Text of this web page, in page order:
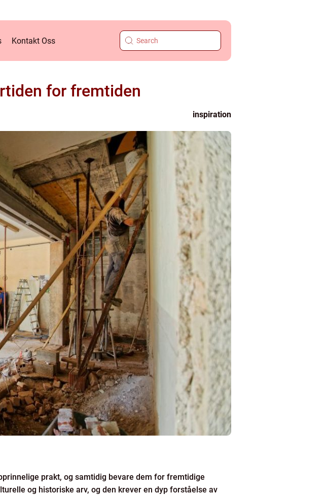
Kontakt Oss
for fremtiden
inspiration
prakt, og samtidig bevare dem for fremtidige
og historiske arv, og den krever en dyp forståelse av